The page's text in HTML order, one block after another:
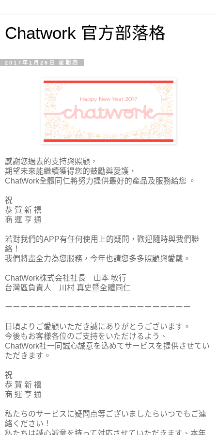
Chatwork 官方部落格
2017年1月26日 星期四
感謝您過去的支持與照顧，
期望未來能繼續獲得您的鼓勵與愛護，
ChatWork全體同仁將努力提供最好的產品及服務給您 。
祝
恭 賀 新 禧
商 運 亨 通
若對我們的APP有任何使用上的疑問，歡迎隨時與我們聯
絡！
我們將盡全力為您服務，今年也請您多多照顧與愛戴。
ChatWork株式会社社長 山本 敏行
台灣區負責人 川村 真史暨全體同仁
ーーーーーーーーーーーーーーーーーーーーーーーー
日頃よりご愛顧いただき誠にありがとうございます。
今後もお客様各位のご支持をいただけるよう、
ChatWork社一同誠心誠意を込めてサービスを提供させてい
ただきます。
祝
恭 賀 新 禧
商 運 亨 通
私たちのサービスに疑問点等ございましたらいつでもご連
絡ください！
私たちは誠心誠意を持って対応させていただきます、本年